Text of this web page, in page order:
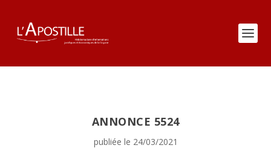
ANNONCE 5524
publiée le 24/03/2021